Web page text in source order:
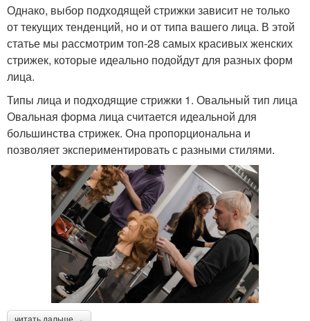
Однако, выбор подходящей стрижки зависит не только
от текущих тенденций, но и от типа вашего лица. В этой
статье мы рассмотрим топ-28 самых красивых женских
стрижек, которые идеально подойдут для разных форм
лица.
Типы лица и подходящие стрижки 1. Овальный тип лица
Овальная форма лица считается идеальной для
большинства стрижек. Она пропорциональна и
позволяет экспериментировать с разными стилями.